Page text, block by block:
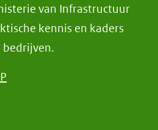
van Infrastructuur
kennis en kaders
bedrijven.